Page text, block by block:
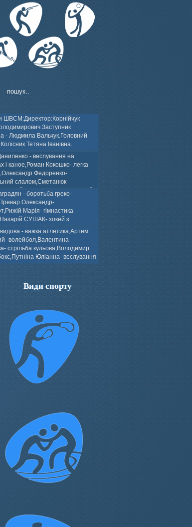
ШВСМ:Директор:Корнійчук
- Людмила Вальчук.Головний
Тетяна Іванівна.
- веслування на
і каное,Роман Кокошко- легка
Федоренко-
слалом,Сметанюк
Володимир, Соломяний
Юсіфзаде- гімнастика
БЕЛІК- хокей з шайбою.
- боротьба греко-
Олександр-
Марія- гімнастика
СУШАК- хокей з
греко-римська,Сергій
Добротворська-
Якушева - волейбол.
- важка атлетика,Артем
волейбол,Валентина
стрільба кульова,Володимир
Юліанна- веслування
Марія- стрільба
на байдарках і
Види спорту